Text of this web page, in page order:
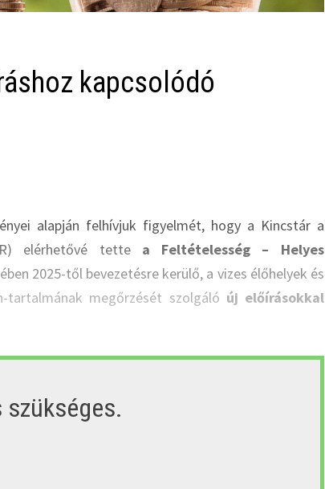
kapcsolódó
alapján felhívjuk figyelmét, hogy a Kincstár a
elérhetővé tette a Feltételesség – Helyes
2025-től bevezetésre kerülő, a vizes élőhelyek és
megőrzését szolgáló új előírásokkal